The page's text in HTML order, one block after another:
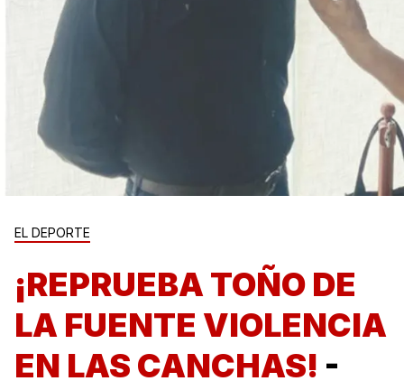
EL DEPORTE
¡REPRUEBA TOÑO DE
LA FUENTE VIOLENCIA
EN LAS CANCHAS! -